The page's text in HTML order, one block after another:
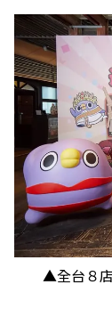
▲全台８